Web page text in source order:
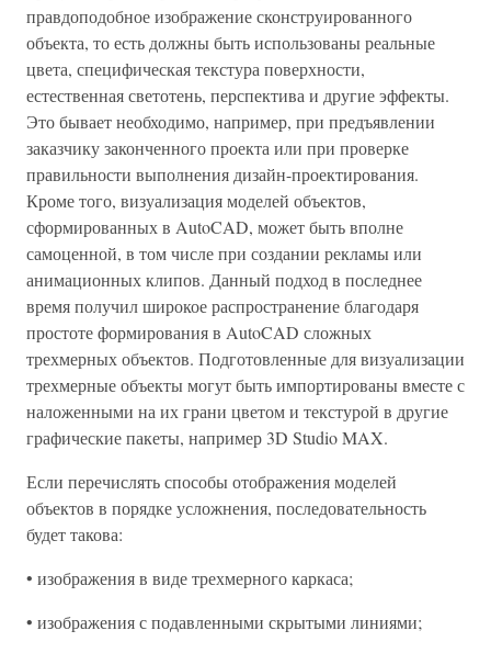
правдоподобное изображение сконструированного
объекта, то есть должны быть использованы реальные
цвета, специфическая текстура поверхности,
естественная светотень, перспектива и другие эффекты.
Это бывает необходимо, например, при предъявлении
заказчику законченного проекта или при проверке
правильности выполнения дизайн-проектирования.
Кроме того, визуализация моделей объектов,
сформированных в AutoCAD, может быть вполне
самоценной, в том числе при создании рекламы или
анимационных клипов. Данный подход в последнее
время получил широкое распространение благодаря
простоте формирования в AutoCAD сложных
трехмерных объектов. Подготовленные для визуализации
трехмерные объекты могут быть импортированы вместе с
наложенными на их грани цветом и текстурой в другие
графические пакеты, например 3D Studio MAX.
Если перечислять способы отображения моделей
объектов в порядке усложнения, последовательность
будет такова:
• изображения в виде трехмерного каркаса;
• изображения с подавленными скрытыми линиями;